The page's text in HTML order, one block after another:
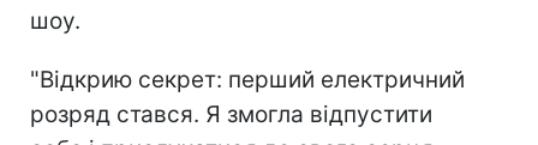
шоу.
"Відкрию секрет: перший електричний
розряд стався. Я змогла відпустити